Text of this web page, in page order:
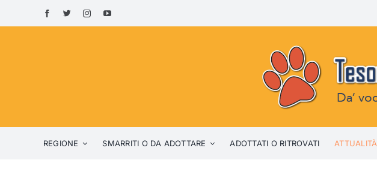
to
REGIONE SMARRITI O DA ADOTTARE ADOTTATI O RITROVATI ATTUALITÀ